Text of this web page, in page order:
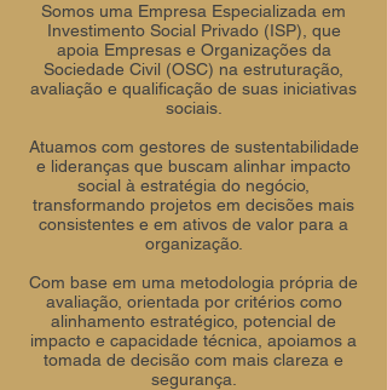
Somos uma Empresa Especializada em
Investimento Social Privado (ISP), que
apoia Empresas e Organizações da
Sociedade Civil (OSC) na estruturação,
avaliação e qualificação de suas iniciativas
sociais.
Atuamos com gestores de sustentabilidade
e lideranças que buscam alinhar impacto
social à estratégia do negócio,
transformando projetos em decisões mais
consistentes e em ativos de valor para a
organização.
Com base em uma metodologia própria de
avaliação, orientada por critérios como
alinhamento estratégico, potencial de
impacto e capacidade técnica, apoiamos a
tomada de decisão com mais clareza e
segurança.